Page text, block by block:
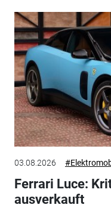
03.08.2026
Ferrari Luce:
ausverkauft